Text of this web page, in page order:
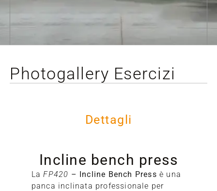
Photogallery Esercizi
Dettagli
Incline bench press
LaFP420 – Incline Bench Press è una
panca inclinata professionale per